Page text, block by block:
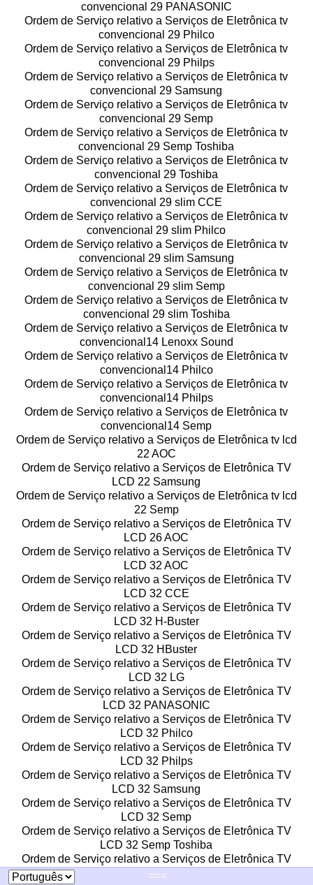
convencional 29 PANASONIC
Ordem de Serviço relativo a Serviços de Eletrônica tv
convencional 29 Philco
Ordem de Serviço relativo a Serviços de Eletrônica tv
convencional 29 Philps
Ordem de Serviço relativo a Serviços de Eletrônica tv
convencional 29 Samsung
Ordem de Serviço relativo a Serviços de Eletrônica tv
convencional 29 Semp
Ordem de Serviço relativo a Serviços de Eletrônica tv
convencional 29 Semp Toshiba
Ordem de Serviço relativo a Serviços de Eletrônica tv
convencional 29 Toshiba
Ordem de Serviço relativo a Serviços de Eletrônica tv
convencional 29 slim CCE
Ordem de Serviço relativo a Serviços de Eletrônica tv
convencional 29 slim Philco
Ordem de Serviço relativo a Serviços de Eletrônica tv
convencional 29 slim Samsung
Ordem de Serviço relativo a Serviços de Eletrônica tv
convencional 29 slim Semp
Ordem de Serviço relativo a Serviços de Eletrônica tv
convencional 29 slim Toshiba
Ordem de Serviço relativo a Serviços de Eletrônica tv
convencional14 Lenoxx Sound
Ordem de Serviço relativo a Serviços de Eletrônica tv
convencional14 Philco
Ordem de Serviço relativo a Serviços de Eletrônica tv
convencional14 Philps
Ordem de Serviço relativo a Serviços de Eletrônica tv
convencional14 Semp
Ordem de Serviço relativo a Serviços de Eletrônica tv lcd
22 AOC
Ordem de Serviço relativo a Serviços de Eletrônica TV
LCD 22 Samsung
Ordem de Serviço relativo a Serviços de Eletrônica tv lcd
22 Semp
Ordem de Serviço relativo a Serviços de Eletrônica TV
LCD 26 AOC
Ordem de Serviço relativo a Serviços de Eletrônica TV
LCD 32 AOC
Ordem de Serviço relativo a Serviços de Eletrônica TV
LCD 32 CCE
Ordem de Serviço relativo a Serviços de Eletrônica TV
LCD 32 H-Buster
Ordem de Serviço relativo a Serviços de Eletrônica TV
LCD 32 HBuster
Ordem de Serviço relativo a Serviços de Eletrônica TV
LCD 32 LG
Ordem de Serviço relativo a Serviços de Eletrônica TV
LCD 32 PANASONIC
Ordem de Serviço relativo a Serviços de Eletrônica TV
LCD 32 Philco
Ordem de Serviço relativo a Serviços de Eletrônica TV
LCD 32 Philps
Ordem de Serviço relativo a Serviços de Eletrônica TV
LCD 32 Samsung
Ordem de Serviço relativo a Serviços de Eletrônica TV
LCD 32 Semp
Ordem de Serviço relativo a Serviços de Eletrônica TV
LCD 32 Semp Toshiba
Ordem de Serviço relativo a Serviços de Eletrônica TV
LCD 32 Sony
===